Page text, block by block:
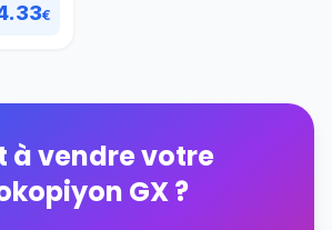
€
à vendre votre
GX?